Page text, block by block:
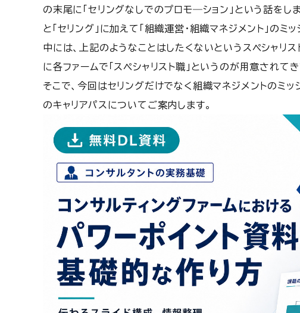
の末尾に「セリングなしでのプロモ―ション」という話をし
と「セリング」に加えて「組織運営・組織マネジメント」のミ
中には、上記のようなことはしたくないというスペシャリ
に各ファームで「スペシャリスト職」というのが用意されてき
そこで、今回はセリングだけでなく組織マネジメントのミッ
のキャリアパスについてご案内します。